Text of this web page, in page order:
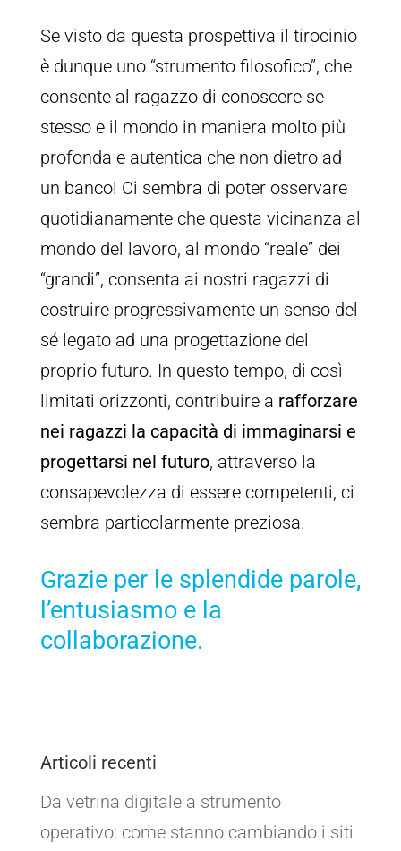
Se visto da questa prospettiva il tirocinio
è dunque uno “strumento filosofico”, che
consente al ragazzo di conoscere se
stesso e il mondo in maniera molto più
profonda e autentica che non dietro ad
un banco! Ci sembra di poter osservare
quotidianamente che questa vicinanza al
mondo del lavoro, al mondo “reale” dei
“grandi”, consenta ai nostri ragazzi di
costruire progressivamente un senso del
sé legato ad una progettazione del
proprio futuro. In questo tempo, di così
limitati orizzonti, contribuire a rafforzare
nei ragazzi la capacità di immaginarsi e
progettarsi nel futuro, attraverso la
consapevolezza di essere competenti, ci
sembra particolarmente preziosa.
Grazie per le splendide parole,
l’entusiasmo e la
collaborazione.
Articoli recenti
Da vetrina digitale a strumento
operativo: come stanno cambiando i siti